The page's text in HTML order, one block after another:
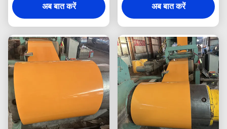
कॉइल
अब बात करें
कॉइल और शीट
अब बात करें